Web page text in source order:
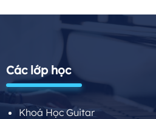
Các lớp học
Khoá Học Guitar